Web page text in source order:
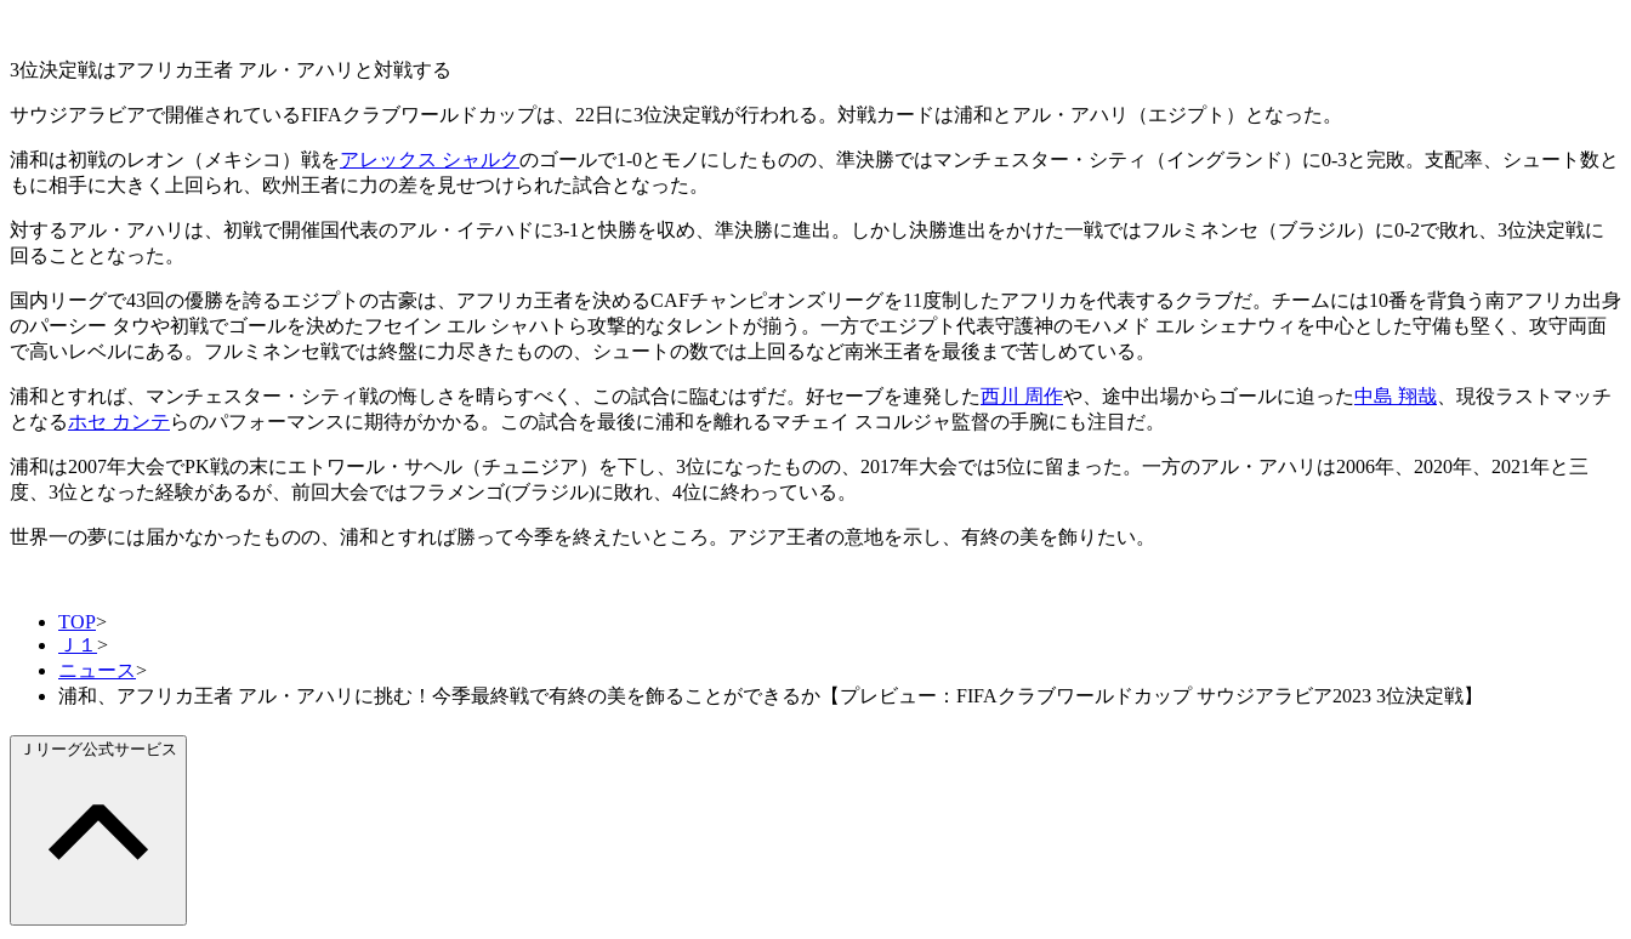
3位決定戦はアフリカ王者 アル・アハリと対戦する
サウジアラビアで開催されているFIFAクラブワールドカップは、22日に3位決定戦が行われる。対戦カードは浦和とアル・アハリ（エジプト）となった。
浦和は初戦のレオン（メキシコ）戦をアレックス シャルクのゴールで1-0とモノにしたものの、準決勝ではマンチェスター・シティ（イングランド）に0-3と完敗。支配率、シュート数と
もに相手に大きく上回られ、欧州王者に力の差を見せつけられた試合となった。
対するアル・アハリは、初戦で開催国代表のアル・イテハドに3-1と快勝を収め、準決勝に進出。しかし決勝進出をかけた一戦ではフルミネンセ（ブラジル）に0-2で敗れ、3位決定戦に
回ることとなった。
国内リーグで43回の優勝を誇るエジプトの古豪は、アフリカ王者を決めるCAFチャンピオンズリーグを11度制したアフリカを代表するクラブだ。チームには10番を背負う南アフリカ出身
のパーシー タウや初戦でゴールを決めたフセイン エル シャハトら攻撃的なタレントが揃う。一方でエジプト代表守護神のモハメド エル シェナウィを中心とした守備も堅く、攻守両面
で高いレベルにある。フルミネンセ戦では終盤に力尽きたものの、シュートの数では上回るなど南米王者を最後まで苦しめている。
浦和とすれば、マンチェスター・シティ戦の悔しさを晴らすべく、この試合に臨むはずだ。好セーブを連発した西川 周作や、途中出場からゴールに迫った中島 翔哉 、現役ラストマッチ
となるホセ カンテらのパフォーマンスに期待がかかる。この試合を最後に浦和を離れるマチェイ スコルジャ監督の手腕にも注目だ。
浦和は2007年大会でPK戦の末にエトワール・サヘル（チュニジア）を下し、3位になったものの、2017年大会では5位に留まった。一方のアル・アハリは2006年、2020年、2021年と三
度、3位となった経験があるが、前回大会ではフラメンゴ(ブラジル)に敗れ、4位に終わっている。
世界一の夢には届かなかったものの、浦和とすれば勝って今季を終えたいところ。アジア王者の意地を示し、有終の美を飾りたい。
TOP>
Ｊ１ >
ニュース>
浦和、アフリカ王者 アル・アハリに挑む！今季最終戦で有終の美を飾ることができるか【プレビュー：FIFAクラブワールドカップ サウジアラビア2023 3位決定戦】
Ｊリーグ公式サービス